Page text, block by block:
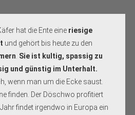
hat die Ente eine riesige
und gehört bis heute zu den
Sie ist kultig, spassig zu
und günstig im Unterhalt.
wenn man um die Ecke saust.
finden. Der Döschwo profitiert
findet irgendwo in Europa ein